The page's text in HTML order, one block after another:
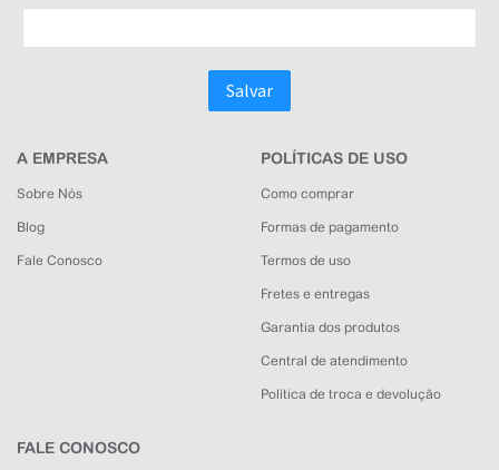
A EMPRESA
Sobre Nós
Blog
Fale Conosco
POLÍTICAS DE USO
Como comprar
Formas de pagamento
Termos de uso
Fretes e entregas
Garantia dos produtos
Central de atendimento
Política de troca e devolução
FALE CONOSCO